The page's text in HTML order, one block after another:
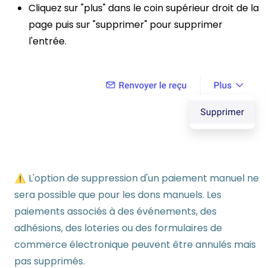
Cliquez sur "plus" dans le coin supérieur droit de la
page puis sur "supprimer" pour supprimer
l'entrée.
⚠️ L'option de suppression d'un paiement manuel ne
sera possible que pour les dons manuels. Les
paiements associés à des événements, des
adhésions, des loteries ou des formulaires de
commerce électronique peuvent être annulés mais
pas supprimés.